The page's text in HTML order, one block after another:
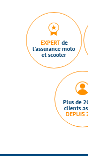
EXPERTde
l’assurance moto
et scooter
Plus de
clients
DEPUIS